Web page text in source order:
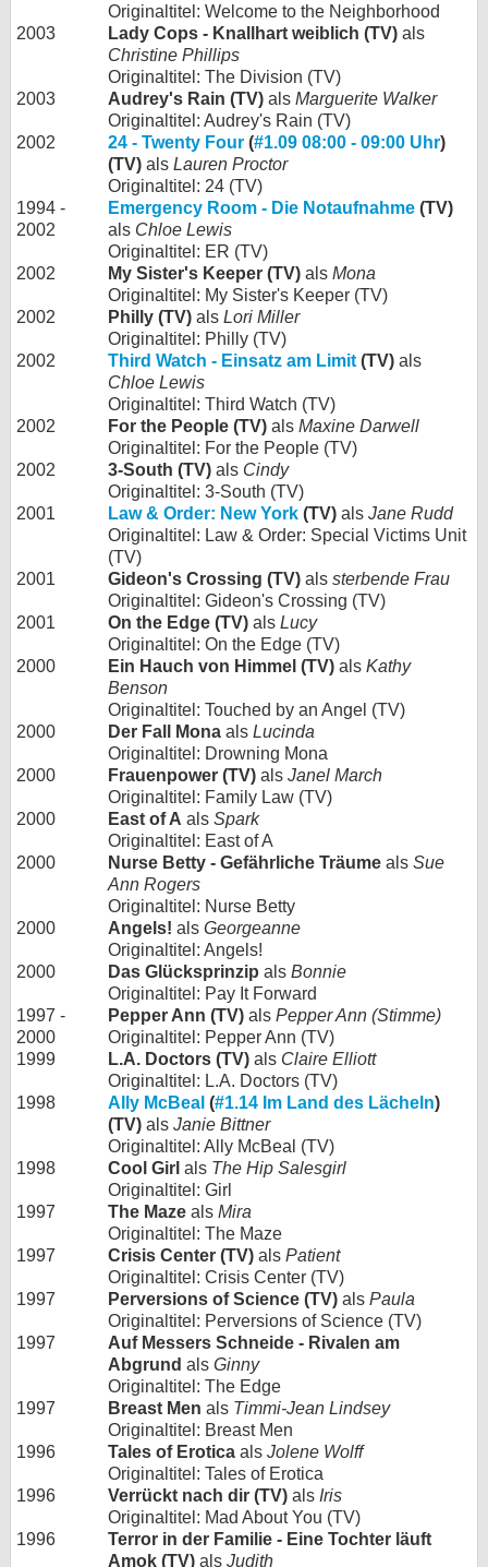
Originaltitel: Welcome to the Neighborhood
2003
Lady Cops - Knallhart weiblich (TV) als
Christine Phillips
Originaltitel: The Division (TV)
2003
Audrey's Rain (TV) als Marguerite Walker
Originaltitel: Audrey's Rain (TV)
2002
24 - Twenty Four (#1.09 08:00 - 09:00 Uhr)
(TV) als Lauren Proctor
Originaltitel: 24 (TV)
1994 -
2002
Emergency Room - Die Notaufnahme (TV)
als Chloe Lewis
Originaltitel: ER (TV)
2002
My Sister's Keeper (TV) als Mona
Originaltitel: My Sister's Keeper (TV)
2002
Philly (TV) als Lori Miller
Originaltitel: Philly (TV)
2002
Third Watch - Einsatz am Limit (TV) als
Chloe Lewis
Originaltitel: Third Watch (TV)
2002
For the People (TV) als Maxine Darwell
Originaltitel: For the People (TV)
2002
3-South (TV) als Cindy
Originaltitel: 3-South (TV)
2001
Law & Order: New York (TV) als Jane Rudd
Originaltitel: Law & Order: Special Victims Unit
(TV)
2001
Gideon's Crossing (TV) als sterbende Frau
Originaltitel: Gideon's Crossing (TV)
2001
On the Edge (TV) als Lucy
Originaltitel: On the Edge (TV)
2000
Ein Hauch von Himmel (TV) als Kathy
Benson
Originaltitel: Touched by an Angel (TV)
2000
Der Fall Mona als Lucinda
Originaltitel: Drowning Mona
2000
Frauenpower (TV) als Janel March
Originaltitel: Family Law (TV)
2000
East of A als Spark
Originaltitel: East of A
2000
Nurse Betty - Gefährliche Träume als Sue
Ann Rogers
Originaltitel: Nurse Betty
2000
Angels! als Georgeanne
Originaltitel: Angels!
2000
Das Glücksprinzip als Bonnie
Originaltitel: Pay It Forward
1997 -
2000
Pepper Ann (TV) als Pepper Ann (Stimme)
Originaltitel: Pepper Ann (TV)
1999
L.A. Doctors (TV) als Claire Elliott
Originaltitel: L.A. Doctors (TV)
1998
Ally McBeal (#1.14 Im Land des Lächeln)
(TV) als Janie Bittner
Originaltitel: Ally McBeal (TV)
1998
Cool Girl als The Hip Salesgirl
Originaltitel: Girl
1997
The Maze als Mira
Originaltitel: The Maze
1997
Crisis Center (TV) als Patient
Originaltitel: Crisis Center (TV)
1997
Perversions of Science (TV) als Paula
Originaltitel: Perversions of Science (TV)
1997
Auf Messers Schneide - Rivalen am
Abgrund als Ginny
Originaltitel: The Edge
1997
Breast Men als Timmi-Jean Lindsey
Originaltitel: Breast Men
1996
Tales of Erotica als Jolene Wolff
Originaltitel: Tales of Erotica
1996
Verrückt nach dir (TV) als Iris
Originaltitel: Mad About You (TV)
1996
Terror in der Familie - Eine Tochter läuft
Amok (TV) als Judith